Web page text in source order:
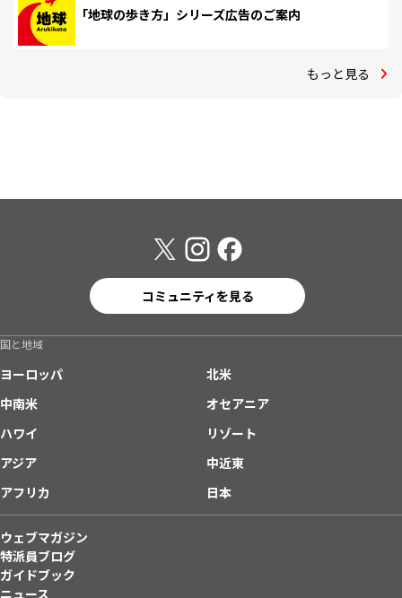
「地球の歩き方」シリーズ広告のご案内
もっと見る
コミュニティを見る
国と地域
ヨーロッパ
北米
中南米
オセアニア
ハワイ
リゾート
アジア
中近東
アフリカ
日本
ウェブマガジン
特派員ブログ
ガイドブック
ニュース